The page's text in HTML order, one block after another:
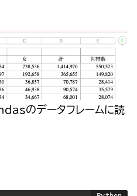
のデータフレームに読